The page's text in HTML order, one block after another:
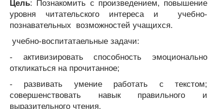
Цель: Познакомить с произведением, повышение
уровня читательского интереса и учебно-
познавательных возможностей учащихся.
учебно-воспитатаельные задачи:
- активизировать способность эмоционально
откликаться на прочитанное;
- развивать умение работать с текстом;
совершенствовать навык правильного и
выразительного чтения.